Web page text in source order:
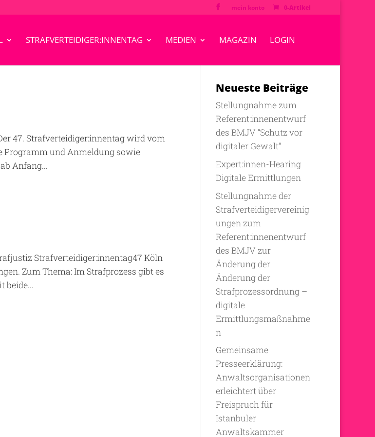
mein konto 0-Artikel
STRAFVERTEIDIGER:INNENTAG MEDIEN MAGAZIN LOGIN
47. Strafverteidiger:innentag wird vom
Programm und Anmeldung sowie
Anfang...
Strafverteidiger:innentag47 Köln
Zum Thema: Im Strafprozess gibt es
beide...
Neueste Beiträge
Stellungnahme zum
Referent:innenentwurf
des BMJV “Schutz vor
digitaler Gewalt”
Expert:innen-Hearing
Digitale Ermittlungen
Stellungnahme der
Strafverteidigervereinig
ungen zum
Referent:innenentwurf
des BMJV zur
Änderung der
Änderung der
Strafprozessordnung –
digitale
Ermittlungsmaßnahme
n
Gemeinsame
Presseerklärung:
Anwaltsorganisationen
erleichtert über
Freispruch für
Istanbuler
Anwaltskammer